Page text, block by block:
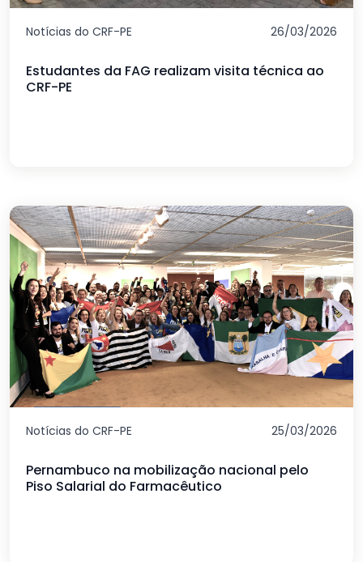
Notícias do CRF-PE 26/03/2026
Estudantes da FAG realizam visita técnica ao
CRF-PE
Notícias do CRF-PE 25/03/2026
Pernambuco na mobilização nacional pelo
Piso Salarial do Farmacêutico